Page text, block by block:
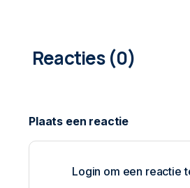
Login om een reactie
0